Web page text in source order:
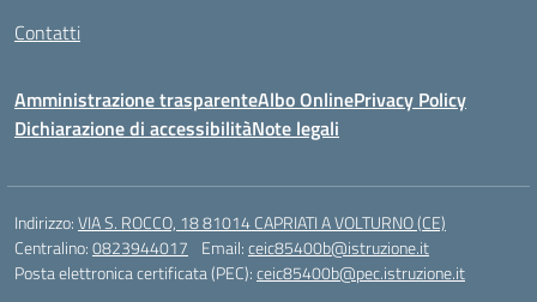
Contatti
Amministrazione trasparenteAlbo OnlinePrivacy Policy
Dichiarazione di accessibilitàNote legali
Indirizzo:VIA S. ROCCO, 18 81014 CAPRIATI A VOLTURNO (CE)
Centralino:0823944017 Email:ceic85400b@istruzione.it
Posta elettronica certificata (PEC):ceic85400b@pec.istruzione.it